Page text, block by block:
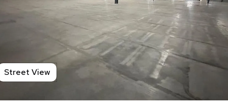
Street View